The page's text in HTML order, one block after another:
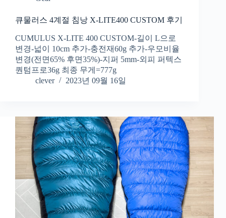
큐물러스 4계절 침낭 X-LITE400 CUSTOM 후기
CUMULUS X-LITE 400 CUSTOM-길이 L으로
변경-넓이 10cm 추가-충전재60g 추가-우모비율
변경(전면65% 후면35%)-지퍼 5mm-외피 퍼텍스
퀀텀프로36g 최종 무게=777g
clever
2023년 09월 16일